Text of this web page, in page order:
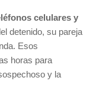
celulares y
detenido, su pareja
Esos
horas para
y la